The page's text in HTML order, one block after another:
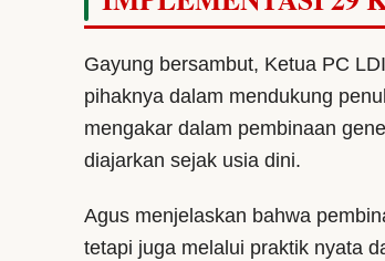
Gayung bersambut, Ketua PC
pihaknya dalam mendukung
mengakar dalam pembinaan
diajarkan sejak usia dini.
Agus menjelaskan bahwa
tetapi juga melalui praktik nyata